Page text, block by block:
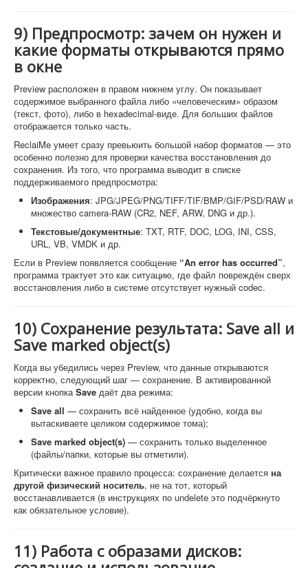
9) Предпросмотр: зачем он нужен и
какие форматы открываются прямо
в окне
Preview расположен в правом нижнем углу. Он показывает
содержимое выбранного файла либо «человеческим» образом
(текст, фото), либо в hexadecimal-виде. Для больших файлов
отображается только часть.
ReclaiMe умеет сразу превьюить большой набор форматов — это
особенно полезно для проверки качества восстановления до
сохранения. Из того, что программа выводит в списке
поддерживаемого предпросмотра:
Изображения: JPG/JPEG/PNG/TIFF/TIF/BMP/GIF/PSD/RAW и
множество camera-RAW (CR2, NEF, ARW, DNG и др.).
Текстовые/документные: TXT, RTF, DOC, LOG, INI, CSS,
URL, VB, VMDK и др.
Если в Preview появляется сообщение “An error has occurred”,
программа трактует это как ситуацию, где файл повреждён сверх
восстановления либо в системе отсутствует нужный codec.
10) Сохранение результата: Save all и
Save marked object(s)
Когда вы убедились через Preview, что данные открываются
корректно, следующий шаг — сохранение. В активированной
версии кнопкаSave даёт два режима:
Save all — сохранить всё найденное (удобно, когда вы
вытаскиваете целиком содержимое тома);
Save marked object(s) — сохранить только выделенное
(файлы/папки, которые вы отметили).
Критически важное правило процесса: сохранение делается на
другой физический носитель, не на тот, который
восстанавливается (в инструкциях по undelete это подчёркнуто
как обязательное условие).
11) Работа с образами дисков: